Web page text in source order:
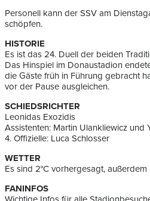
Personell kann der SSV am
schöpfen.
HISTORIE
Es ist das 24. Duell der beiden
Das Hinspiel im Donaustadion
die Gäste früh in Führung gebracht
vor der Pause ausgleichen.
SCHIEDSRICHTER
Leonidas Exozidis
Assistenten: Martin Ulankliewicz und
4. Offizielle: Luca Schlosser
WETTER
Es sind 2°C vorhergesagt,
FANINFOS